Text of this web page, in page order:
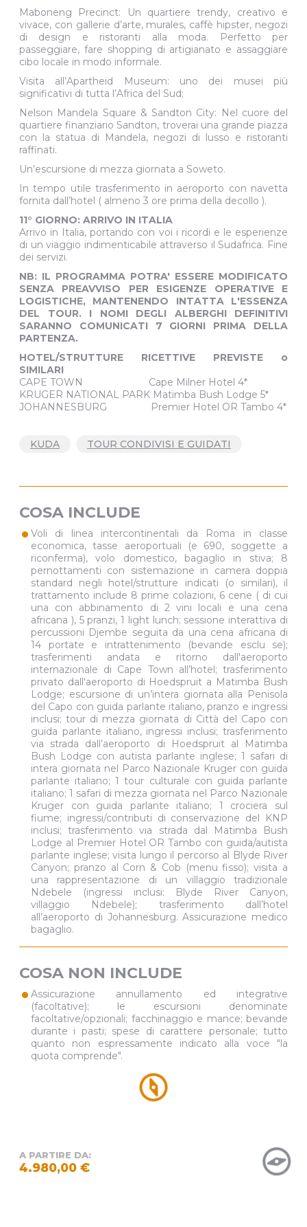
Maboneng Precinct: Un quartiere trendy, creativo e
vivace, con gallerie d’arte, murales, caffè hipster, negozi
di design e ristoranti alla moda. Perfetto per
passeggiare, fare shopping di artigianato e assaggiare
cibo locale in modo informale.
Visita all’Apartheid Museum: uno dei musei più
significativi di tutta l’Africa del Sud;
Nelson Mandela Square & Sandton City: Nel cuore del
quartiere finanziario Sandton, troverai una grande piazza
con la statua di Mandela, negozi di lusso e ristoranti
raffinati.
Un’escursione di mezza giornata a Soweto.
In tempo utile trasferimento in aeroporto con navetta
fornita dall’hotel ( almeno 3 ore prima della decollo ).
11° GIORNO: ARRIVO IN ITALIA
Arrivo in Italia, portando con voi i ricordi e le esperienze
di un viaggio indimenticabile attraverso il Sudafrica. Fine
dei servizi.
NB: IL PROGRAMMA POTRA' ESSERE MODIFICATO
SENZA PREAVVISO PER ESIGENZE OPERATIVE E
LOGISTICHE, MANTENENDO INTATTA L'ESSENZA
DEL TOUR. I NOMI DEGLI ALBERGHI DEFINITIVI
SARANNO COMUNICATI 7 GIORNI PRIMA DELLA
PARTENZA.
HOTEL/STRUTTURE RICETTIVE PREVISTE o
SIMILARI
CAPE TOWN Cape Milner Hotel 4*
KRUGER NATIONAL PARK Matimba Bush Lodge 5*
JOHANNESBURG Premier Hotel OR Tambo 4*
KUDA TOUR CONDIVISI E GUIDATI
COSA INCLUDE
•Voli di linea intercontinentali da Roma in classe
economica, tasse aeroportuali (e 690, soggette a
riconferma), volo domestico, bagaglio in stiva; 8
pernottamenti con sistemazione in camera doppia
standard negli hotel/strutture indicati (o similari), il
trattamento include 8 prime colazioni, 6 cene ( di cui
una con abbinamento di 2 vini locali e una cena
africana ), 5 pranzi, 1 light lunch; sessione interattiva di
percussioni Djembe seguita da una cena africana di
14 portate e intrattenimento (bevande esclu se);
trasferimenti andata e ritorno dall'aeroporto
internazionale di Cape Town all’hotel; trasferimento
privato dall'aeroporto di Hoedspruit a Matimba Bush
Lodge; escursione di un’intera giornata alla Penisola
del Capo con guida parlante italiano, pranzo e ingressi
inclusi; tour di mezza giornata di Città del Capo con
guida parlante italiano, ingressi inclusi; trasferimento
via strada dall’aeroporto di Hoedspruit al Matimba
Bush Lodge con autista parlante inglese; 1 safari di
intera giornata nel Parco Nazionale Kruger con guida
parlante italiano; 1 tour culturale con guida parlante
italiano; 1 safari di mezza giornata nel Parco Nazionale
Kruger con guida parlante italiano; 1 crociera sul
fiume; ingressi/contributi di conservazione del KNP
inclusi; trasferimento via strada dal Matimba Bush
Lodge al Premier Hotel OR Tambo con guida/autista
parlante inglese; visita lungo il percorso al Blyde River
Canyon; pranzo al Corn & Cob (menu fisso); visita a
una rappresentazione di un villaggio tradizionale
Ndebele (ingressi inclusi: Blyde River Canyon,
villaggio Ndebele); trasferimento dall’hotel
all’aeroporto di Johannesburg. Assicurazione medico
bagaglio.
COSA NON INCLUDE
•Assicurazione annullamento ed integrative
(facoltative); le escursioni denominate
facoltative/opzionali; facchinaggio e mance; bevande
durante i pasti; spese di carattere personale; tutto
quanto non espressamente indicato alla voce "la
quota comprende".